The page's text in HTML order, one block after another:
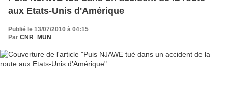
aux Etats-Unis d'Amérique
Publié le 13/07/2010 à 04:15
Par CNR_MUN